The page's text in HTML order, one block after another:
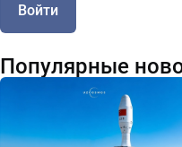
Войти
Популярные